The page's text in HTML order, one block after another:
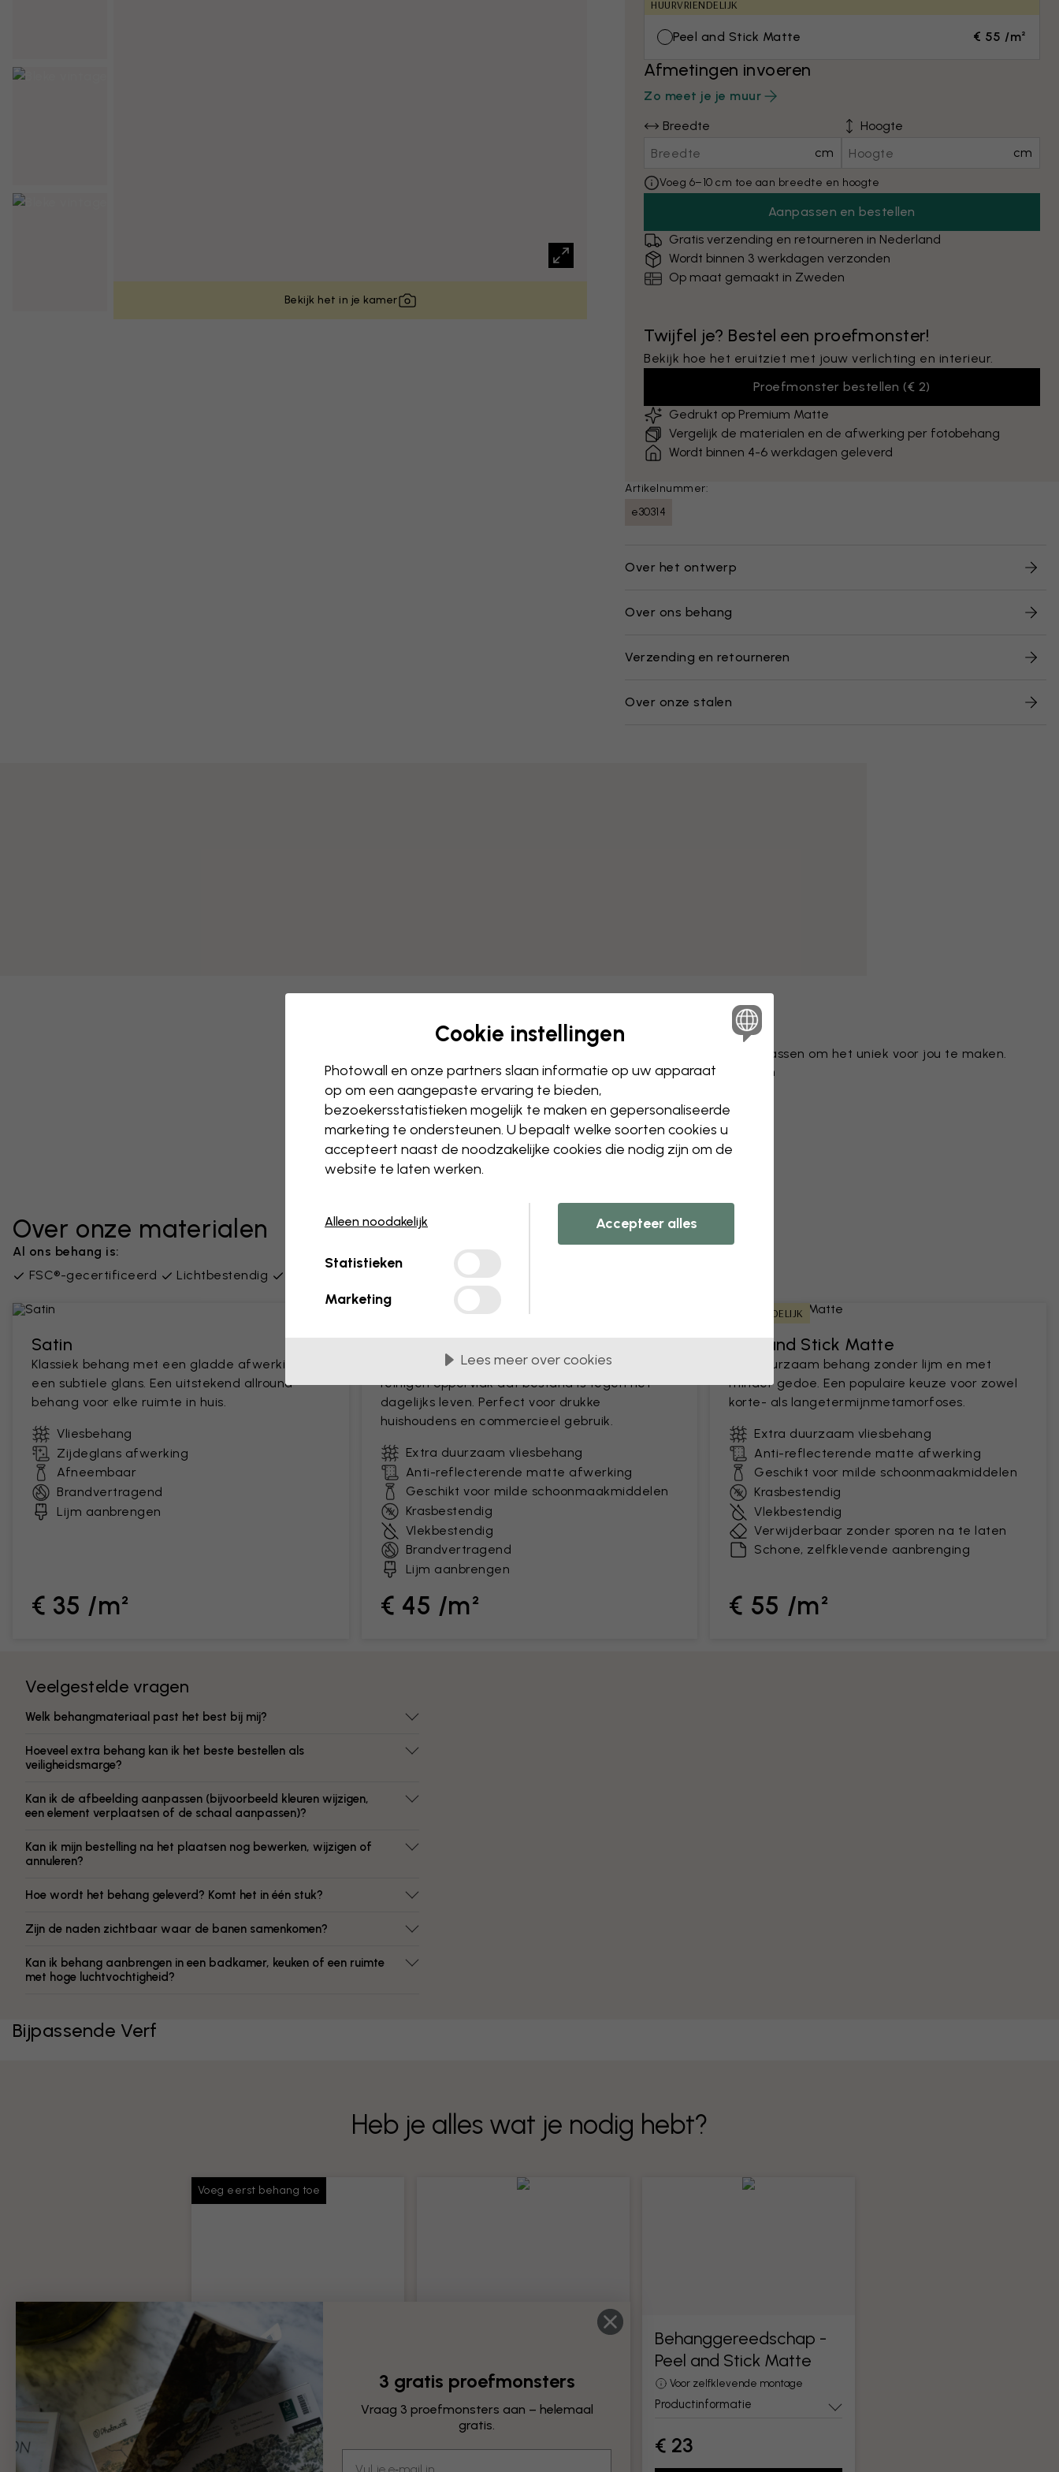
Bekijk het in je kamer
HUURVRIENDELIJK
Peel and Stick Matte € 55 /m²
Afmetingen invoeren
Zo meet je je muur
Breedte
cm
Hoogte
cm
Voeg 6–10 cm toe aan breedte en hoogte
Aanpassen en bestellen
Gratis verzending en retourneren in Nederland
Wordt binnen 3 werkdagen verzonden
Op maat gemaakt in Zweden
Twijfel je? Bestel een proefmonster!
Bekijk hoe het eruitziet met jouw verlichting en interieur.
Proefmonster bestellen (€ 2)
Gedrukt op Premium Matte
Vergelijk de materialen en de afwerking per fotobehang
Wordt binnen 4-6 werkdagen geleverd
Artikelnummer:
e30314
Over het ontwerp
Over ons behang
Verzending en retourneren
Over onze stalen
Bewerk uw behang
Ons ontwerpteam kan elk motief aanpassen om het uniek voor jou te maken.
Het formaat of de kleuren aanpassen
Een object toevoegen of verwijderen
Een detail personaliseren
Maak je eigen behang van een foto
Dien jouw wijzigingen in
Over onze materialen
Al ons behang is:
FSC®-gecertificeerd
Lichtbestendig Geleverd in banen van 45 cm
Satin
Klassiek behang met een gladde afwerking en
een subtiele glans. Een uitstekend allround
behang voor elke ruimte in huis.
Vliesbehang
Zijdeglans afwerking
Afneembaar
Brandvertragend
Lijm aanbrengen
€ 35 /m²
Premium Matte
Premium behang met een eenvoudig te
reinigen oppervlak dat bestand is tegen het
dagelijks leven. Perfect voor drukke
huishoudens en commercieel gebruik.
Extra duurzaam vliesbehang
Anti-reflecterende matte afwerking
Geschikt voor milde schoonmaakmiddelen
Krasbestendig
Vlekbestendig
Brandvertragend
Lijm aanbrengen
€ 45 /m²
HUURVRIENDELIJK
Peel and Stick Matte
Een duurzaam behang zonder lijm en met
minder gedoe. Een populaire keuze voor zowel
korte- als langetermijnmetamorfoses.
Extra duurzaam vliesbehang
Anti-reflecterende matte afwerking
Geschikt voor milde schoonmaakmiddelen
Krasbestendig
Vlekbestendig
Verwijderbaar zonder sporen na te laten
Schone, zelfklevende aanbrenging
€ 55 /m²
Veelgestelde vragen
Welk behangmateriaal past het best bij mij?
Hoeveel extra behang kan ik het beste bestellen als
veiligheidsmarge?
Kan ik de afbeelding aanpassen (bijvoorbeeld kleuren wijzigen,
een element verplaatsen of de schaal aanpassen)?
Kan ik mijn bestelling na het plaatsen nog bewerken, wijzigen of
annuleren?
Hoe wordt het behang geleverd? Komt het in één stuk?
Zijn de naden zichtbaar waar de banen samenkomen?
Kan ik behang aanbrengen in een badkamer, keuken of een ruimte
met hoge luchtvochtigheid?
Bijpassende Verf
Heb je alles wat je nodig hebt?
Voeg eerst behang toe
Behang plakken
Voldoende lijm voor je hele
bestelling
Productinformatie
€ 9
monteren van behang
Productinformatie
€ 23
Behanggereedschap -
Peel and Stick Matte
Voor zelfklevende montage
Productinformatie
€ 23
3 gratis proefmonsters
Vraag 3 proefmonsters aan – helemaal
gratis.
Cookie instellingen
Photowall en onze partners slaan informatie op uw apparaat
op om een aangepaste ervaring te bieden,
bezoekersstatistieken mogelijk te maken en gepersonaliseerde
marketing te ondersteunen. U bepaalt welke soorten cookies u
accepteert naast de noodzakelijke cookies die nodig zijn om de
website te laten werken.
Alleen noodakelijk
Statistieken
Marketing
Accepteer alles
Lees meer over cookies